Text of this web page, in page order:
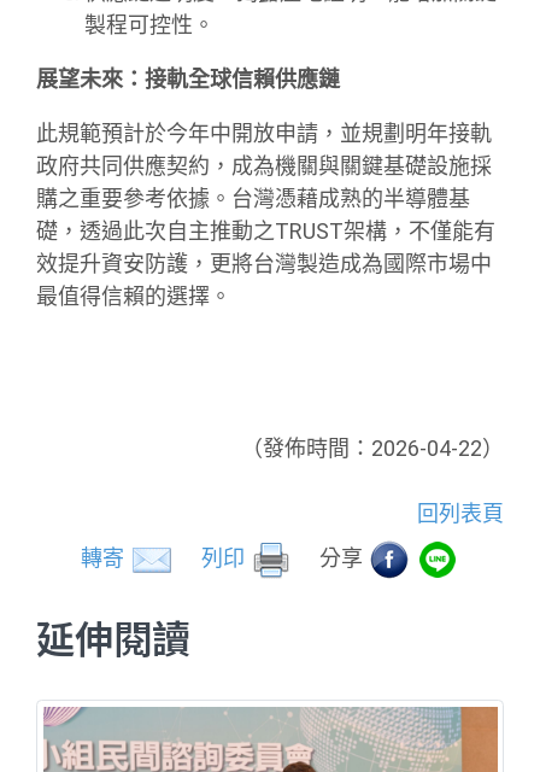
製程可控性。
展望未來：接軌全球信賴供應鏈
此規範預計於今年中開放申請，並規劃明年接軌
政府共同供應契約，成為機關與關鍵基礎設施採
購之重要參考依據。台灣憑藉成熟的半導體基
礎，透過此次自主推動之TRUST架構，不僅能有
效提升資安防護，更將台灣製造成為國際市場中
最值得信賴的選擇。
（發佈時間：2026-04-22）
回列表頁
轉寄
列印 分享
延伸閱讀